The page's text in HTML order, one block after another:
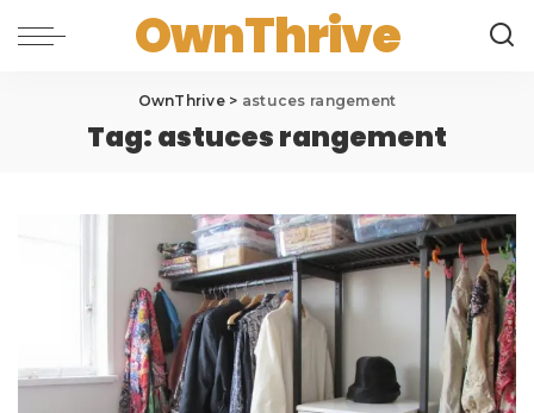
OwnThrive
OwnThrive > astuces rangement
Tag:astuces rangement